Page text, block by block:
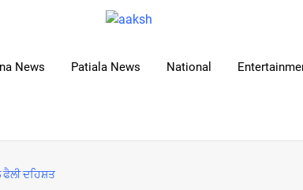
News Patiala News National
ਫੈਲੀ ਦਹਿਸ਼ਤ